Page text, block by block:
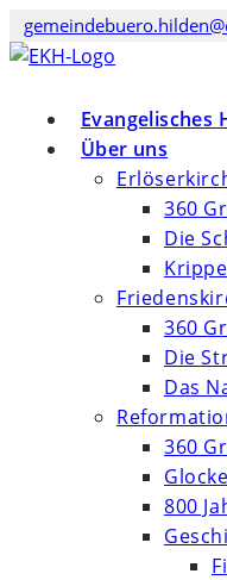
Zum
Inhalt
Evangelisches
Über uns
360
Die
360
Die
Das
360
800